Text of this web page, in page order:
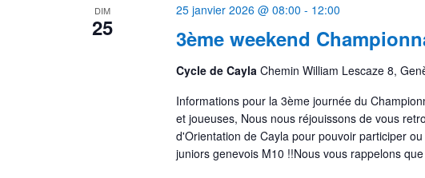
DIM
25 3ème weekend
25 janvier 2026 @ 08:00 - 12:00
Cycle de Cayla Chemin William Lescaze 8,
Informations pour la 3ème journée du
et joueuses, Nous nous réjouissons de vous
d'Orientation de Cayla pour pouvoir participer
juniors genevois M10 !!Nous vous rappelons